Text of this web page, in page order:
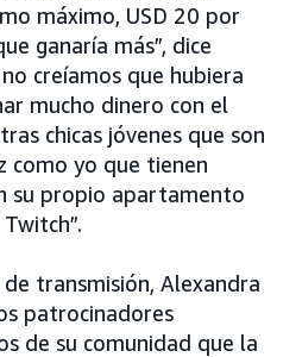
máximo, USD 20 por
ganaría más”, dice
creíamos que hubiera
mucho dinero con el
chicas jóvenes que son
como yo que tienen
su propio apartamento
transmisión, Alexandra
patrocinadores
de su comunidad que la